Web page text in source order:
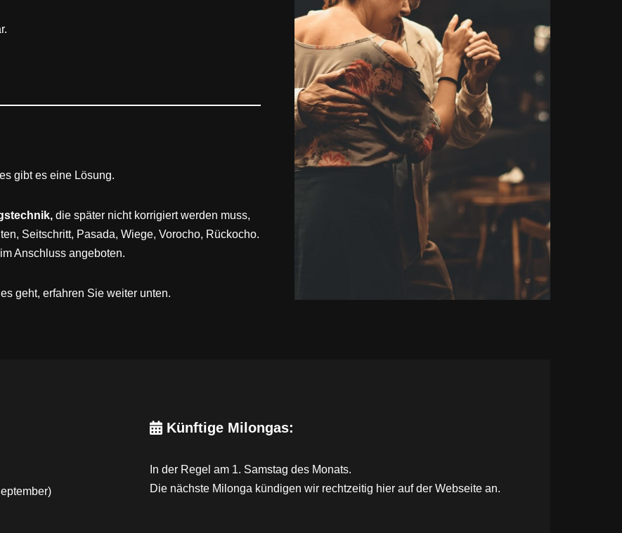
gibt es eine Lösung.
die später nicht korrigiert werden muss,
Seitschritt, Pasada, Wiege, Vorocho, Rückocho.
Anschluss angeboten.
geht, erfahren Sie weiter unten.
Künftige Milongas:
In der Regel am 1. Samstag des Monats.
Die nächste Milonga kündigen wir rechtzeitig hier auf der Webseite an.